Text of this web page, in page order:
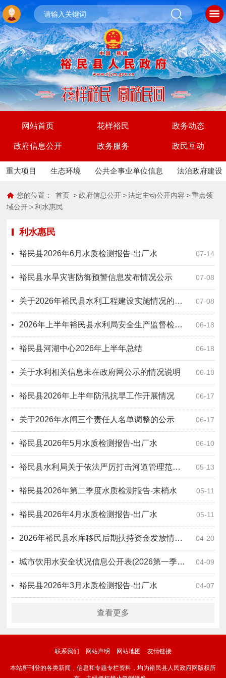
网站首页 花样裕民 政务动态
政府信息公开 政务服务 政民互动
重大项目 生态环境 公共企事业单位信息 法治政府建设
您的位置： 首页 > 政府信息公开 > 法定主动公开内容 > 重点领
域公开 > 利水惠民
利水惠民
07-14
裕民县2026年6月水质检测报告-出厂水
07-08
裕民县水旱灾害防御预警信息发布情况公示
07-08
关于2026年裕民县水利工程建设实施情况的公示
06-18
2026年上半年裕民县水利局安全生产监督检查情况公示
06-18
裕民县河湖中心2026年上半年总结
06-18
关于水利相关信息未在政府网公示的情况说明
06-17
裕民县2026年上半年防汛抗旱工作开展情况
06-17
关于2026年水闸三个责任人名单调整的公示
06-10
裕民县2026年5月水质检测报告-出厂水
05-13
裕民县水利局关于依法严厉打击河道管理范围内违法行为的通告
05-11
裕民县2026年第二季度水质检测报告-末梢水
05-11
裕民县2026年4月水质检测报告-出厂水
04-20
2026年裕民县水库移民后期扶持资金发放情况公告
04-09
城市饮用水安全状况信息公开表(2026第一季度）
04-07
裕民县2026年3月水质检测报告-出厂水
查看更多
联系我们 网站声明 网站地图 友情链接
本站所刊登的各类新闻﹑信息和专题专栏资料，均为裕民县人民政府网版权所